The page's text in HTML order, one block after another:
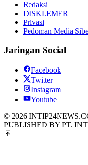
Redaksi
DISKLEMER
Privasi
Pedoman Media
Jaringan Social
Facebook
Twitter
Instagram
Youtube
© 2026
PUBLISHED BY PT.